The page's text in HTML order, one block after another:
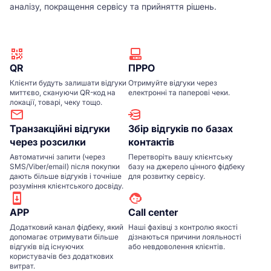
аналізу, покращення сервісу та прийняття рішень.
QR
Клієнти будуть залишати відгуки
миттєво, скануючи QR-код на
локації, товарі, чеку тощо.
ПРРО
Отримуйте відгуки через
електронні та паперові чеки.
Транзакційні відгуки
через розсилки
Автоматичні запити (через
SMS/Viber/email) після покупки
дають більше відгуків і точніше
розуміння клієнтського досвіду.
Збір відгуків по базах
контактів
Перетворіть вашу клієнтську
базу на джерело цінного фідбеку
для розвитку сервісу.
APP
Додатковий канал фідбеку, який
допомагає отримувати більше
відгуків від існуючих
користувачів без додаткових
витрат.
Сall center
Наші фахівці з контролю якості
дізнаються причини лояльності
або невдоволення клієнтів.